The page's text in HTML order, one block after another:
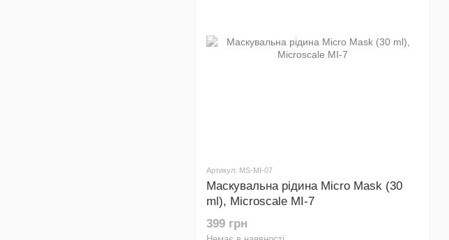
Артикул: MS-MI-07
Маскувальна рідина Micro Mask (30
ml), Microscale MI-7
399 грн